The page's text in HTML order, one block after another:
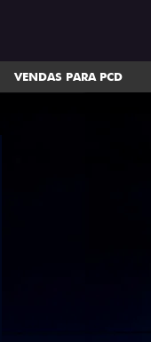
VENDAS PARA PCD